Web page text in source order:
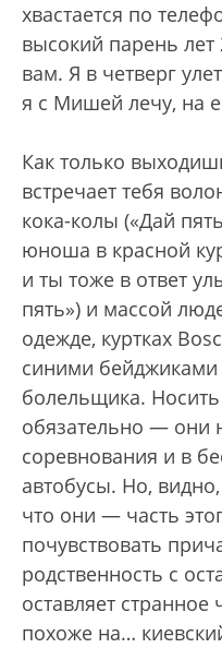
хвастается по
высокий парень
вам. Я в четверг
я с Мишей лечу, на
Как только
встречает тебя
кока-колы («Дай
юноша в красной
и ты тоже в ответ
пять») и массой
одежде, куртках
синими
болельщика.
обязательно — они
соревнования и в
автобусы. Но,
что они — часть
почувствовать
родственность с
оставляет странное
похоже на…